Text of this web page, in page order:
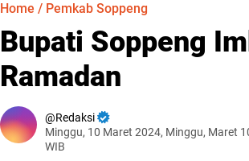
Home / Pemkab Soppeng
Bupati Soppeng
Ramadan
Redaksi
Minggu, 10 Maret 2024, Minggu, Maret
WIB